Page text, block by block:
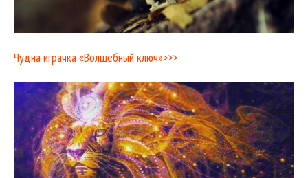
Чудна играчка «Волшебный ключ»>>>